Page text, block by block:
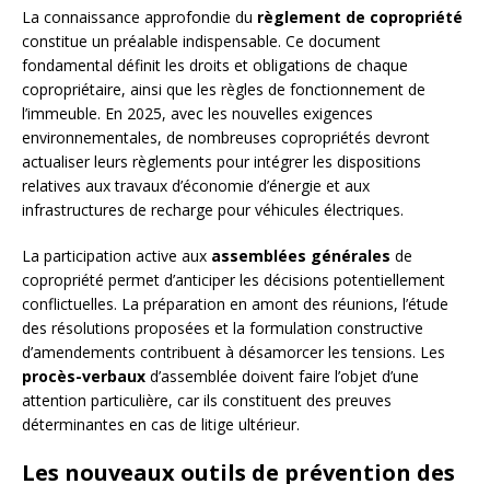
La connaissance approfondie du règlement de copropriété
constitue un préalable indispensable. Ce document
fondamental définit les droits et obligations de chaque
copropriétaire, ainsi que les règles de fonctionnement de
l’immeuble. En 2025, avec les nouvelles exigences
environnementales, de nombreuses copropriétés devront
actualiser leurs règlements pour intégrer les dispositions
relatives aux travaux d’économie d’énergie et aux
infrastructures de recharge pour véhicules électriques.
La participation active aux assemblées générales de
copropriété permet d’anticiper les décisions potentiellement
conflictuelles. La préparation en amont des réunions, l’étude
des résolutions proposées et la formulation constructive
d’amendements contribuent à désamorcer les tensions. Les
procès-verbaux d’assemblée doivent faire l’objet d’une
attention particulière, car ils constituent des preuves
déterminantes en cas de litige ultérieur.
Les nouveaux outils de prévention des